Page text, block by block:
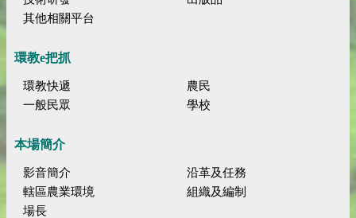
其他相關平台
環教e把抓
環教快遞
農民
一般民眾
學校
本場簡介
影音簡介
沿革及任務
轄區農業環境
組織及編制
場長